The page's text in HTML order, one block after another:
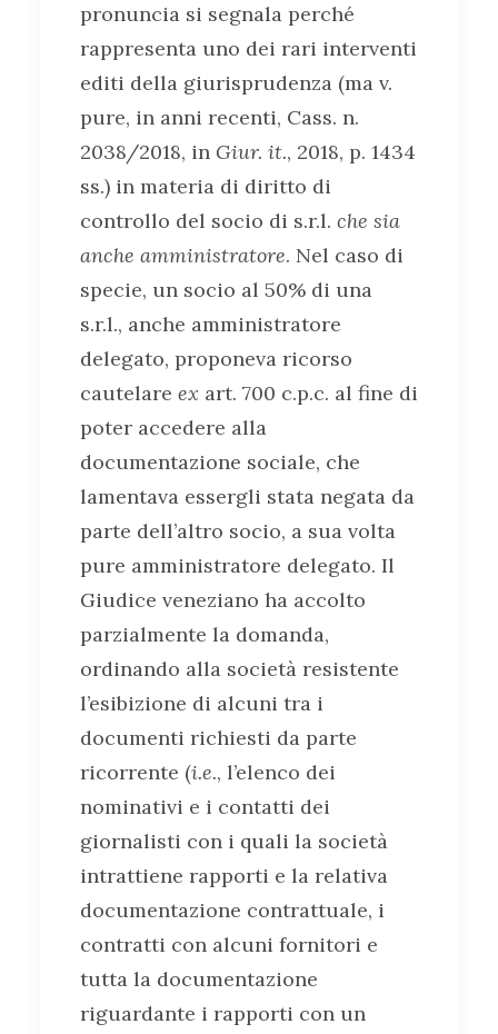
pronuncia si segnala perché
rappresenta uno dei rari interventi
editi della giurisprudenza (ma v.
pure, in anni recenti, Cass. n.
2038/2018, in Giur. it., 2018, p. 1434
ss.) in materia di diritto di
controllo del socio di s.r.l. che sia
anche amministratore. Nel caso di
specie, un socio al 50% di una
s.r.l., anche amministratore
delegato, proponeva ricorso
cautelare ex art. 700 c.p.c. al fine di
poter accedere alla
documentazione sociale, che
lamentava essergli stata negata da
parte dell’altro socio, a sua volta
pure amministratore delegato. Il
Giudice veneziano ha accolto
parzialmente la domanda,
ordinando alla società resistente
l’esibizione di alcuni tra i
documenti richiesti da parte
ricorrente (i.e., l’elenco dei
nominativi e i contatti dei
giornalisti con i quali la società
intrattiene rapporti e la relativa
documentazione contrattuale, i
contratti con alcuni fornitori e
tutta la documentazione
riguardante i rapporti con un